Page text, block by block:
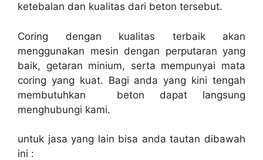
ketebalan dan kualitas dari beton tersebut.
Coring dengan kualitas terbaik akan
menggunakan mesin dengan perputaran yang
baik, getaran minium, serta mempunyai mata
coring yang kuat. Bagi anda yang kini tengah
membutuhkan beton dapat langsung
menghubungi kami.
untuk jasa yang lain bisa anda tautan dibawah
ini :